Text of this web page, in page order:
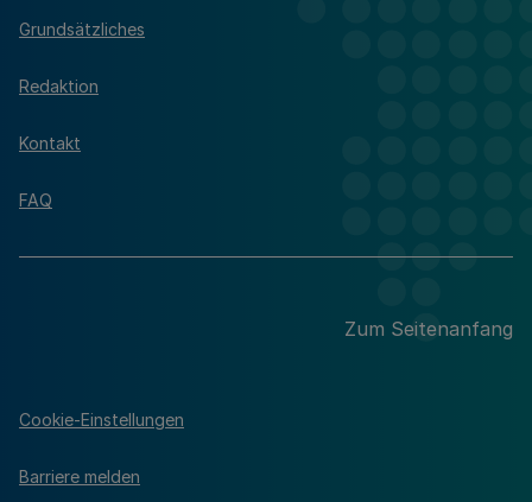
Grundsätzliches
Redaktion
Kontakt
FAQ
Zum Seitenanfang
Cookie-Einstellungen
Barriere melden